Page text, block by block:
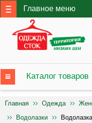
Главное меню
Каталог товаров
Главная Одежда
Водолазки